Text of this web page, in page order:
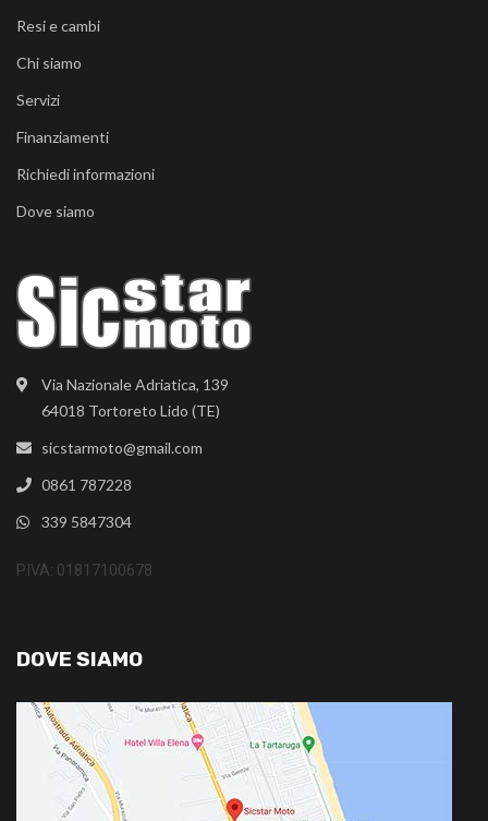
Via Nazionale Adriatica, 139
64018 Tortoreto Lido (TE)
sicstarmoto@gmail.com
0861 787228
339 5847304
P.IVA: 01817100678
Resi e cambi
Chi siamo
Servizi
Finanziamenti
Richiedi informazioni
Dove siamo
DOVE SIAMO